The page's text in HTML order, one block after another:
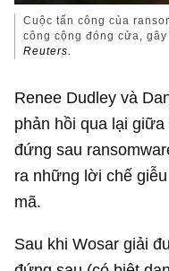
Cuộc tấn công của
công cộng đóng cửa,
Reuters.
Renee Dudley và
phản hồi qua lại
đứng sau
ra những lời chế
mã.
Sau khi Wosar giải